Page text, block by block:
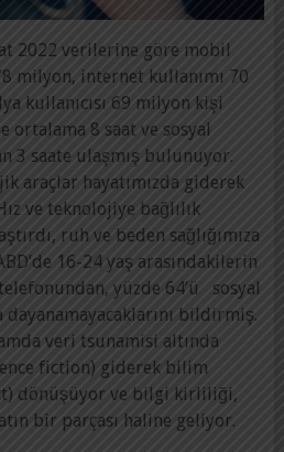
2022 verilerine göre mobil
milyon, internet kullanımı 70
kullanıcısı 69 milyon kişi
ortalama 8 saat ve sosyal
3 saate ulaşmış bulunuyor.
araçlar hayatımızda giderek
ve teknolojiye bağlılık
ruh ve beden sağlığımıza
16-24 yaş arasındakilerin
yüzde 64’ü sosyal
dayanamayacaklarını bildirmiş.
veri tsunamisi altında
fiction) giderek bilim
dönüşüyor ve bilgi kirliliği,
bir parçası haline geliyor.